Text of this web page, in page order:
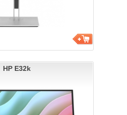
HP E32k